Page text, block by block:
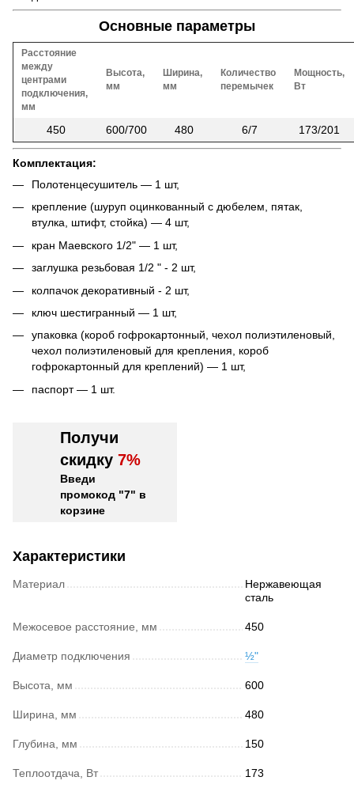
Основные параметры
Расстояние
между
центрами
подключения,
мм
Высота,
мм
Ширина,
мм
Количество
перемычек
Мощность,
Вт
450 600/700 480 6/7 173/201
Комплектация:
Полотенцесушитель — 1 шт,
крепление (шуруп оцинкованный с дюбелем, пятак,
втулка, штифт, стойка) — 4 шт,
кран Маевского 1/2" — 1 шт,
заглушка резьбовая 1/2 " - 2 шт,
колпачок декоративный - 2 шт,
ключ шестигранный — 1 шт,
упаковка (короб гофрокартонный, чехол полиэтиленовый,
чехол полиэтиленовый для крепления, короб
гофрокартонный для креплений) — 1 шт,
паспорт — 1 шт.
Получи
скидку 7%
Введи
промокод "7" в
корзине
Характеристики
Материал
Нержавеющая
сталь
Межосевое расстояние, мм 450
Диаметр подключения ½"
Высота, мм 600
Ширина, мм 480
Глубина, мм 150
Теплоотдача, Вт 173